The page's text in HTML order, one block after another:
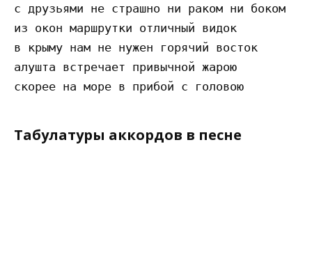
с друзьями не страшно ни раком ни боком
из окон маршрутки отличный видок
в крыму нам не нужен горячий восток
алушта встречает привычной жарою
Табулатуры аккордов в песне